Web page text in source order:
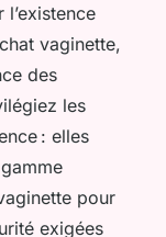
vaginette,
des
les
: elles
pour
exigées